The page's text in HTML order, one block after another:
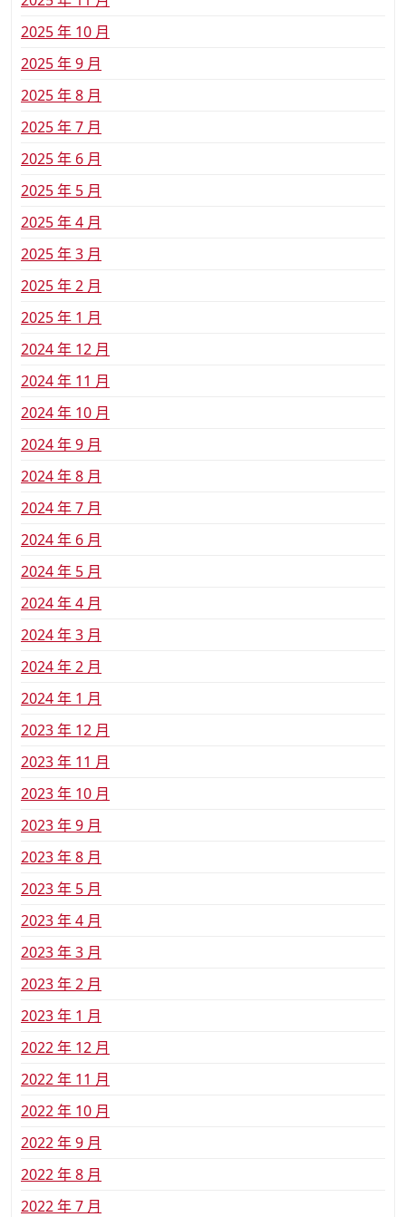
2025 年 10 月
2025 年 9 月
2025 年 8 月
2025 年 7 月
2025 年 6 月
2025 年 5 月
2025 年 4 月
2025 年 3 月
2025 年 2 月
2025 年 1 月
2024 年 12 月
2024 年 11 月
2024 年 10 月
2024 年 9 月
2024 年 8 月
2024 年 7 月
2024 年 6 月
2024 年 5 月
2024 年 4 月
2024 年 3 月
2024 年 2 月
2024 年 1 月
2023 年 12 月
2023 年 11 月
2023 年 10 月
2023 年 9 月
2023 年 8 月
2023 年 5 月
2023 年 4 月
2023 年 3 月
2023 年 2 月
2023 年 1 月
2022 年 12 月
2022 年 11 月
2022 年 10 月
2022 年 9 月
2022 年 8 月
2022 年 7 月